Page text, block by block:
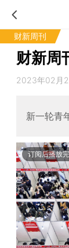
财新周刊
财新周
2023年02月
新一轮青
订阅后播放